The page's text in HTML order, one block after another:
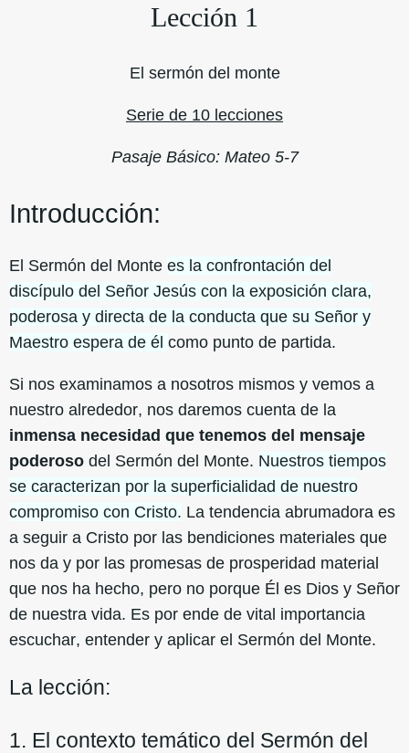
Lección 1
El sermón del monte
Serie de 10 lecciones
Pasaje Básico: Mateo 5-7
Introducción:
El Sermón del Monte es la confrontación del
discípulo del Señor Jesús con la exposición clara,
poderosa y directa de la conducta que su Señor y
Maestro espera de él como punto de partida.
Si nos examinamos a nosotros mismos y vemos a
nuestro alrededor, nos daremos cuenta de la
inmensa necesidad que tenemos del mensaje
poderoso del Sermón del Monte. Nuestros tiempos
se caracterizan por la superficialidad de nuestro
compromiso con Cristo. La tendencia abrumadora es
a seguir a Cristo por las bendiciones materiales que
nos da y por las promesas de prosperidad material
que nos ha hecho, pero no porque Él es Dios y Señor
de nuestra vida. Es por ende de vital importancia
escuchar, entender y aplicar el Sermón del Monte.
La lección:
1. El contexto temático del Sermón del